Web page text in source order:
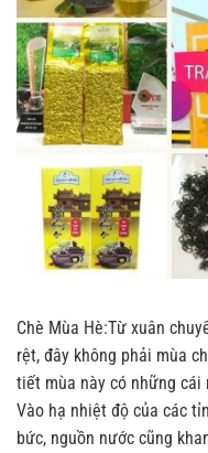
Chè Mùa Hè:Từ xuân
rệt, đây không phải mùa
tiết mùa này có những cái
Vào hạ nhiệt độ của các
bức, nguồn nước cũng